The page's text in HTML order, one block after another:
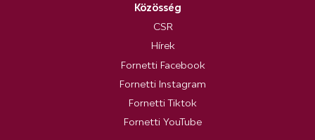
Közösség
CSR
Hírek
Fornetti Facebook
Fornetti Instagram
Fornetti Tiktok
Fornetti YouTube